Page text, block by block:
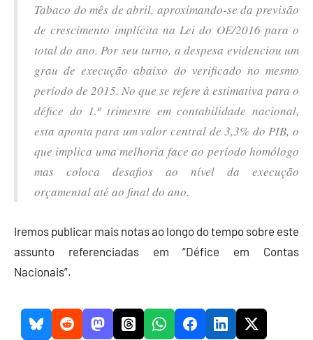
Tabaco do mês de abril, aproximando-se da previsão
de crescimento implícita na Lei do OE/2016 para o
total do ano. Por seu turno, a despesa evidenciou um
grau de execução abaixo do verificado no mesmo
período de 2015. No que se refere à estimativa para o
défice do 1.º trimestre em contabilidade nacional,
esta aponta para um valor central de 3,3% do PIB, o
que implica uma melhoria face ao período homólogo
mas coloca desafios ao nível da execução
orçamental até ao final do ano.
Iremos publicar mais notas ao longo do tempo sobre este
assunto referenciadas em “Défice em Contas
Nacionais”.